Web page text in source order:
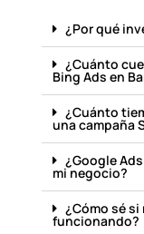
¿Por qué
¿Cuánto
Bing Ads en
¿Cuánto
una campaña
¿Google
mi negocio?
¿Cómo sé si
funcionando?